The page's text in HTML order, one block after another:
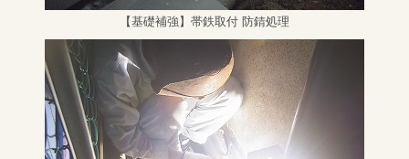
【基礎補強】帯鉄取付 防錆処理